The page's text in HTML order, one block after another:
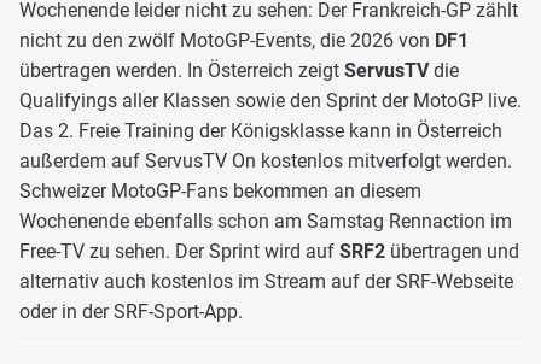
Wochenende leider nicht zu sehen: Der Frankreich-GP zählt
nicht zu den zwölf MotoGP-Events, die 2026 von DF1
übertragen werden. In Österreich zeigt ServusTVdie
Qualifyings aller Klassen sowie den Sprint der MotoGP live.
Das 2. Freie Training der Königsklasse kann in Österreich
außerdem auf ServusTV On kostenlos mitverfolgt werden.
Schweizer MotoGP-Fans bekommen an diesem
Wochenende ebenfalls schon am Samstag Rennaction im
Free-TV zu sehen. Der Sprint wird auf SRF2 übertragen und
alternativ auch kostenlos im Stream auf der SRF-Webseite
oder in der SRF-Sport-App.